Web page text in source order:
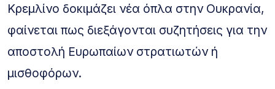
Κρεμλίνο δοκιμάζει νέα όπλα στην Ουκρανία,
φαίνεται πως διεξάγονται συζητήσεις για την
αποστολή Ευρωπαίων στρατιωτών ή
μισθοφόρων.